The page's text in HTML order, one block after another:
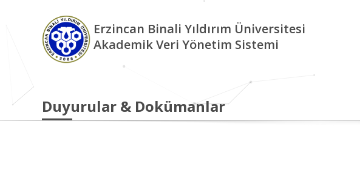
Erzincan Binali Yıldırım Üniversitesi
Akademik Veri Yönetim Sistemi
Duyurular & Dokümanlar